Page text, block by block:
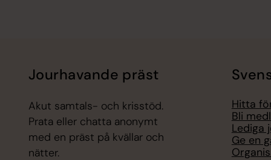
Jourhavande präst
Akut samtals- och krisstöd.
Prata eller chatta anonymt
med en präst på kvällar och
nätter.
Hitta
Bli
Lediga
Ge en